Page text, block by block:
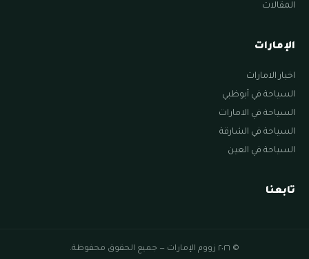
المقالات
الإمارات
اخبار الامارات
السياحة في أبوظبي
السياحة في الامارات
السياحة في الشارقة
السياحة في العين
تابعنا
© ٢٠٢٦ زووم الإمارات — جميع الحقوق محفوظة.